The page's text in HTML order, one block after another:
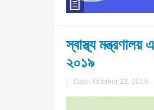
স্বাস্থ্য
২০১৯
Date: October 23, 2019